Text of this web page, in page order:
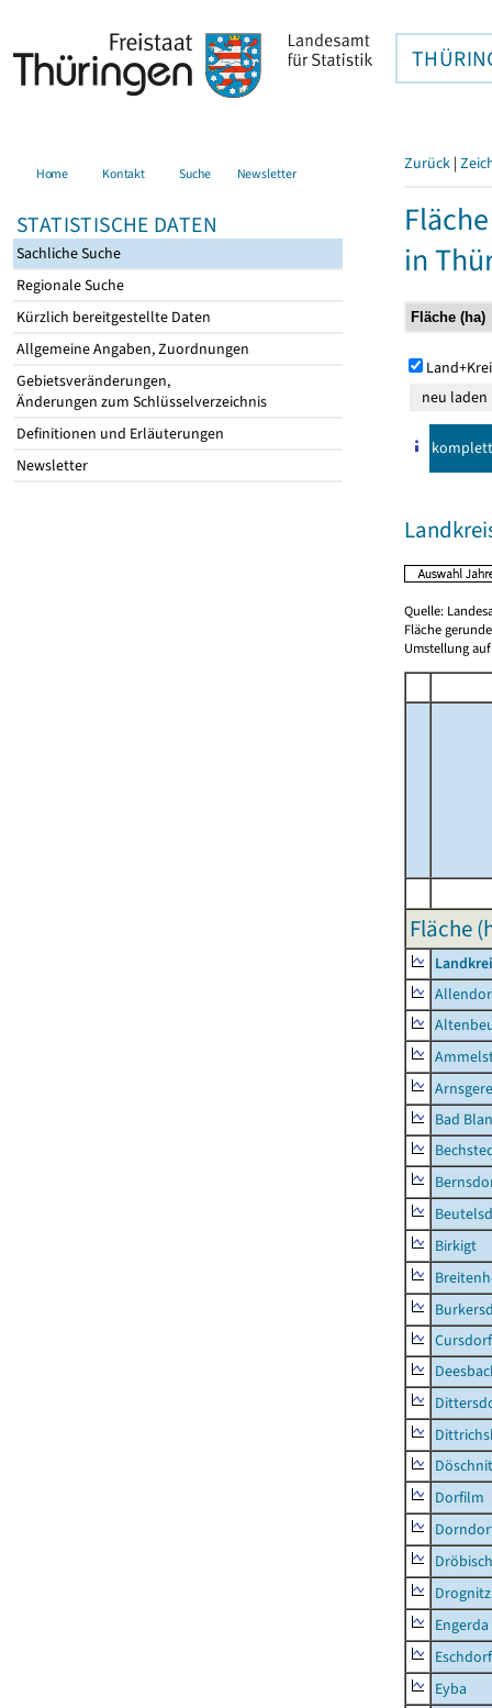
Home Kontakt Suche Newsletter
STATISTISCHE DATEN
Sachliche Suche
Regionale Suche
Kürzlich bereitgestellte Daten
Allgemeine Angaben, Zuordnungen
Gebietsveränderungen,
Änderungen zum Schlüsselverzeichnis
Definitionen und Erläuterungen
Newsletter
Zurück |
in
komplett
Quelle:
Fläche
Umstellung
Fläche
Bad
Birkigt
Cursdorf
Dorfilm
Drognitz
Engerda
Eschdorf
Eyba